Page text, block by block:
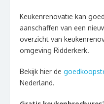
Keukenrenovatie kan
aanschaffen van een
overzicht van
omgeving Ridderkerk.
Bekijk hier de
Nederland.